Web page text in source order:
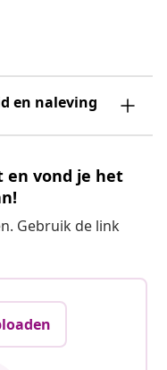
en naleving
en vond je het
Gebruik de link